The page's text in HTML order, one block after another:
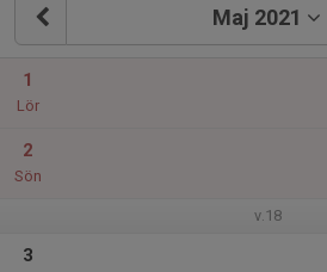
Maj 2021
1
Lör
2
Sön
v.18
3